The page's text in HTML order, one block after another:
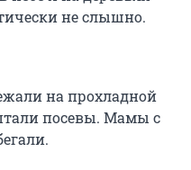
не слышно.
на прохладной
посевы. Мамы с